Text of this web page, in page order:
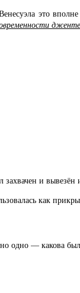
это вполне
и вывезён
как
— какова